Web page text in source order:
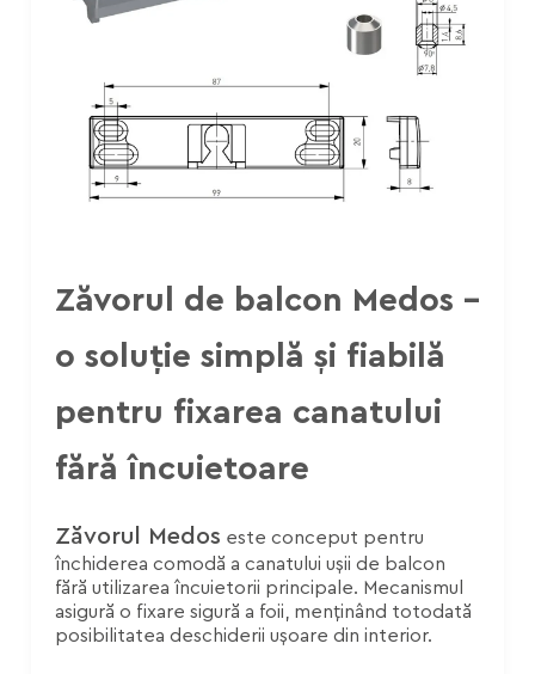
Zăvorul de balcon Medos –
o soluție simplă și fiabilă
pentru fixarea canatului
fără încuietoare
Zăvorul Medos este conceput pentru
închiderea comodă a canatului ușii de balcon
fără utilizarea încuietorii principale. Mecanismul
asigură o fixare sigură a foii, menținând totodată
posibilitatea deschiderii ușoare din interior.